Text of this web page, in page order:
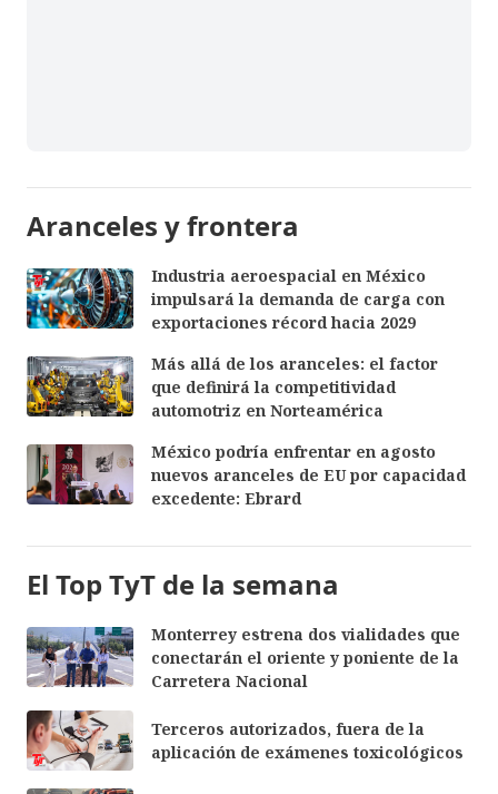
Aranceles y frontera
Industria aeroespacial en México
impulsará la demanda de carga con
exportaciones récord hacia 2029
Más allá de los aranceles: el factor
que definirá la competitividad
automotriz en Norteamérica
México podría enfrentar en agosto
nuevos aranceles de EU por capacidad
excedente: Ebrard
El Top TyT de la semana
Monterrey estrena dos vialidades que
conectarán el oriente y poniente de la
Carretera Nacional
Terceros autorizados, fuera de la
aplicación de exámenes toxicológicos